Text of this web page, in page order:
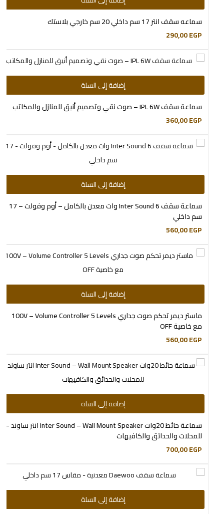
سماعه سقف انتر 17 سم داخلي 20 سم خارجي بلاستك
290,00EGP
إضافة إلى السلة
سماعة سقف IPL 6W – صوت نقي وتصميم أنيق للمنازل والمكاتب
360,00EGP
إضافة إلى السلة
سماعة سقف Inter Sound 6 وات معدن بالكامل – أوم وفولت – 17
سم داخلي
560,00EGP
إضافة إلى السلة
ماستر ديمر تحكم صوت جداري 100V – Volume Controller 5 Levels
مع خاصية OFF
560,00EGP
إضافة إلى السلة
سماعة حائط 20وات Inter Sound – Wall Mount Speaker انتر ساوند –
للمحلات والحدائق والكافيهات
700,00EGP
إضافة إلى السلة